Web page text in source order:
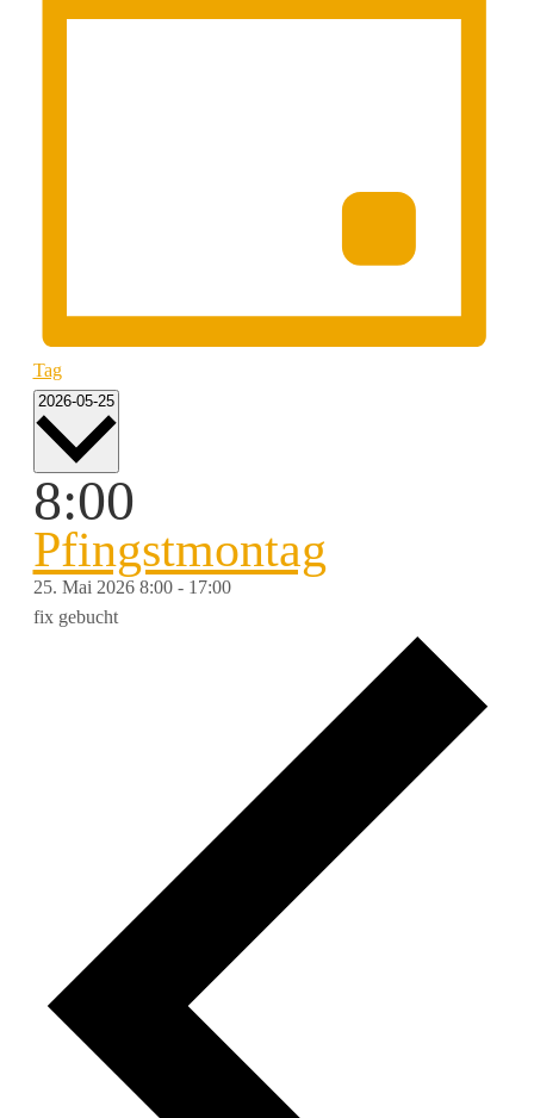
Tag
2026-05-25 Datum
8:00
Pfingstmontag
25. Mai 2026 8:00- 17:00
fix gebucht